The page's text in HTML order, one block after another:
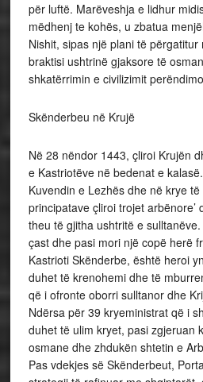
për luftë. Marëveshja e lidhur
mëdhenj te kohës, u zbatua
Nishit, sipas një plani të përgatitur
braktisi ushtrinë gjaksore të
shkatërrimin e civilizimit
Skënderbeu në Krujë
Në 28 nëndor 1443, çliroi Krujën
e Kastriotëve në bedenat e
Kuvendin e Lezhës dhe në krye
principatave çliroi trojet arbënore’
theu të gjitha ushtritë e
çast dhe pasi mori një copë herë
Kastrioti Skënderbe, është heroi
duhet të krenohemi dhe të
që i ofronte oborri sulltanor dhe
Ndërsa për 39 kryeministrat që i
duhet të ulim kryet, pasi zgjeruan
osmane dhe zhdukën shtetin e
Pas vdekjes së Skënderbeut,